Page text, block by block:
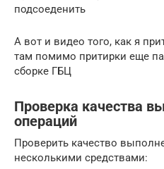
подсоеденить
А вот и видео того, как я
там помимо притирки еще
сборке ГБЦ
Проверка качества
операций
Проверить качество
несколькими средствами: